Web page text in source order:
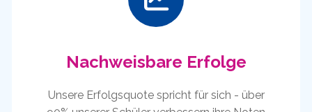
Nachweisbare Erfolge
Unsere Erfolgsquote spricht für sich - über